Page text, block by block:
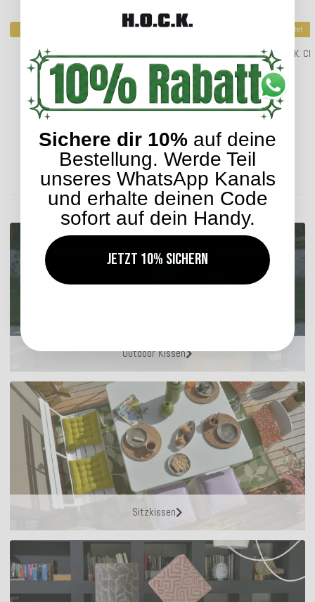
Top bewertet
H.O.C.K. Classic Streifen Outdoor Kissen 60x40cm in
verschiedenen Farben
27,99 €
Lieferzeit: ca. 2-4 Werktage
Top bewertet
H.O.C.K.
ENTDECKEN SIE UNSER SORTIMENT
Outdoor Kissen
Sitzkissen
Sichere dir 10% auf deine
Bestellung. Werde Teil
unseres WhatsApp Kanals
und erhalte deinen Code
sofort auf dein Handy.
Jetzt 10% sichern